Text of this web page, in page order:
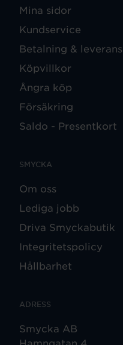
Mina sidor
Kundservice
Betalning & leverans
Köpvillkor
Ångra köp
Försäkring
Saldo - Presentkort
SMYCKA
Om oss
Lediga jobb
Driva Smyckabutik
Integritetspolicy
Hållbarhet
ADRESS
Smycka AB